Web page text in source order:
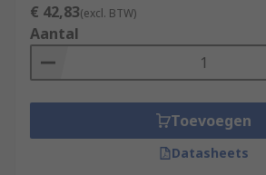
€ 42,83(excl. BTW)
Aantal
Toevoegen
Datasheets